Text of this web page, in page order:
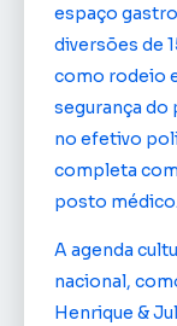
espaço
diversões de
como rodeio
segurança do
no efetivo
completa
posto médico.
A agenda
nacional,
Henrique &